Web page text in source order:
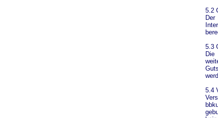
5.2
5.3
Die
5.4